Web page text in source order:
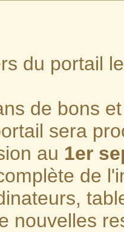
du portail
de bons
sera
au 1er
de
nouvelles